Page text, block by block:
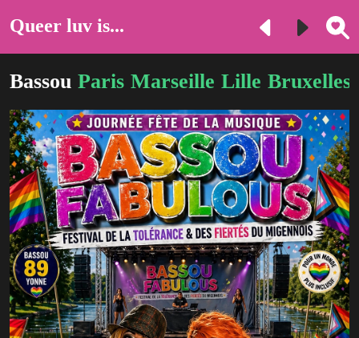
Queer luv is...
Bassou Paris Marseille Lille Bruxelles